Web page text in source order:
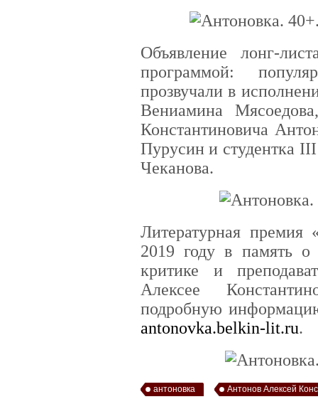
Объявление лонг-
программой:
прозвучали в
Вениамина
Константиновича
Пурусин и студентка
Чеканова.
Литературная премия
2019 году в память о
критике и
Алексее
подробную
antonovka.belkin-lit.ru.
антоновка Антонов Алексей